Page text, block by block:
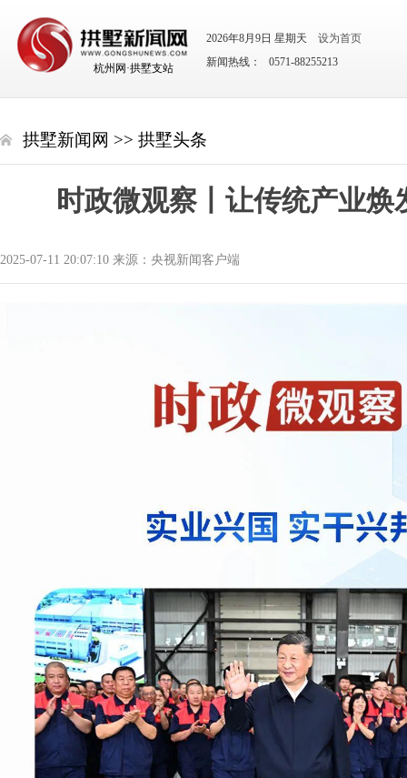
杭州网·拱墅支站
2026年8月9日 星期天
设为首页
新闻热线： 0571-88255213
拱墅新闻网 >> 拱墅头条
时政微观察丨让传统产业焕
2025-07-11 20:07:10 来源：央视新闻客户端